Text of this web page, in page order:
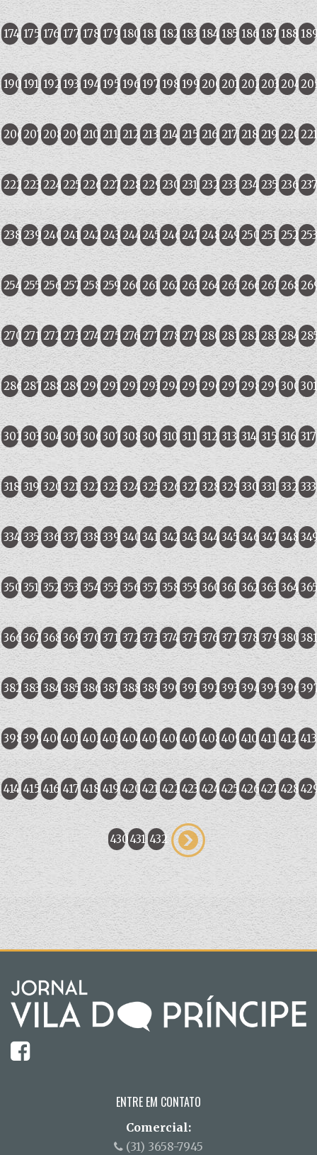
174 175 176 177 178 179 180181 182 183 184 185 186 187 188
190191 192 193 194 195 196 197 198 199200201 202203204
206207208209210 211 212 213 214 215 216 217 218 219 220221
222223224225226227228229230231 232 233 234235 236237
238239240241 242243 244245246247248249250251 252253
254255 256257 258259260261 262263264265266267268
270271 272273 274275276277278279280281 282283 284
286287288289290291292293294295296297298299300301
302303 304305306307308309310 311 312 313 314 315 316 317
318 319 320321 322323 324325 326327 328329330331 332 333
334 335 336 337 338 339 340341 342 343 344345346347 348
350351 352 353 354355 356357 358359 360361 362 363 364
366367 368369370371 372373 374 375376 377378379380381
382383 384385 386387388389390391 392393394395396
398399400401402403404405406407408409410 411 412 413
414 415 416 417 418 419 420421 422423 424425 426427428
430431 432
ENTRE EM CONTATO
Comercial:
(31) 3658-7945